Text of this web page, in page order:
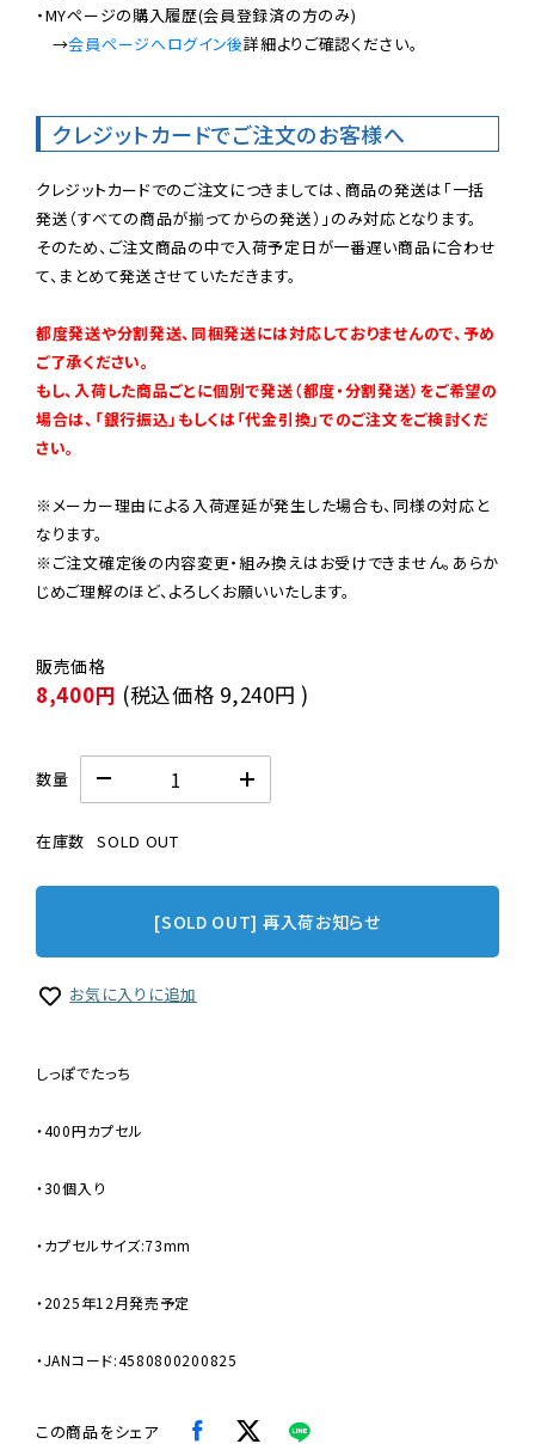
・MYページの購入履歴(会員登録済の方のみ)
→会員ページへログイン後詳細よりご確認ください。
クレジットカードでご注文のお客様へ
クレジットカードでのご注文につきましては、商品の発送は「一括
発送（すべての商品が揃ってからの発送）」のみ対応となります。
そのため、ご注文商品の中で入荷予定日が一番遅い商品に合わせ
て、まとめて発送させていただきます。
都度発送や分割発送、同梱発送には対応しておりませんので、予め
ご了承ください。
もし、入荷した商品ごとに個別で発送（都度・分割発送）をご希望の
場合は、「銀行振込」もしくは「代金引換」でのご注文をご検討くだ
さい。
※メーカー理由による入荷遅延が発生した場合も、同様の対応と
なります。
※ご注文確定後の内容変更・組み換えはお受けできません。あらか
じめご理解のほど、よろしくお願いいたします。
8,400円 (税込価格 9,240円 )
数量
在庫数 SOLD OUT
[SOLD OUT] 再入荷お知らせ
お気に入りに追加
しっぽでたっち
・400円カプセル
・30個入り
・カプセルサイズ:73mm
・2025年12月発売予定
・JANコード:4580800200825
この商品をシェア